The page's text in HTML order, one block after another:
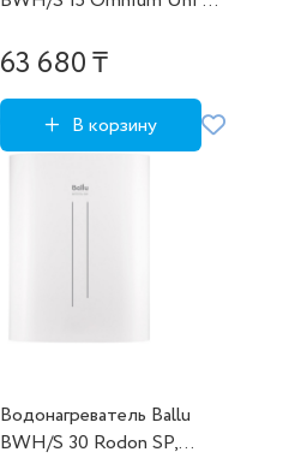
63 680 ₸
В корзину
Водонагреватель Ballu
BWH/S 30 Rodon SP,